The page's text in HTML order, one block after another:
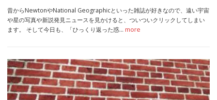
昔からNewtonやNational Geographicといった雑誌が好きなので、遠い宇宙
や星の写真や新説発見ニュースを見かけると、ついついクリックしてしまい
ます。 そして今日も、「ひっくり返った惑… more